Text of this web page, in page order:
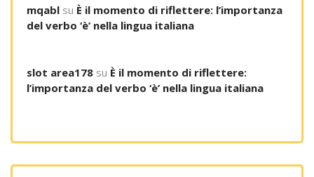
mqabl su È il momento di riflettere: l’importanza
del verbo ‘è’ nella lingua italiana
slot area178 su È il momento di riflettere:
l’importanza del verbo ‘è’ nella lingua italiana